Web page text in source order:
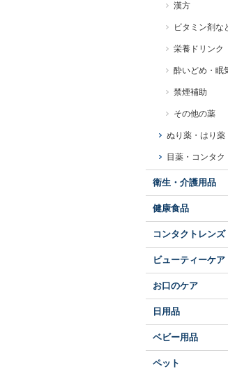
漢方
ビタミン剤な
栄養ドリンク
酔いどめ・眠
禁煙補助
その他の薬
ぬり薬・はり薬
目薬・コンタ
衛生・介護用品
健康食品
コンタクトレンズ
ビューティーケア
お口のケア
日用品
ベビー用品
ペット